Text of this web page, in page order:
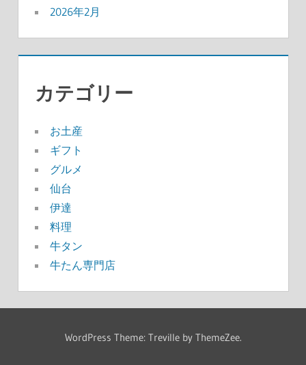
2026年2月
カテゴリー
お土産
ギフト
グルメ
仙台
伊達
料理
牛タン
牛たん専門店
WordPress Theme: Treville by ThemeZee.